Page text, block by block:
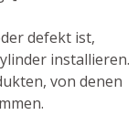
defekt ist,
installieren.
von denen